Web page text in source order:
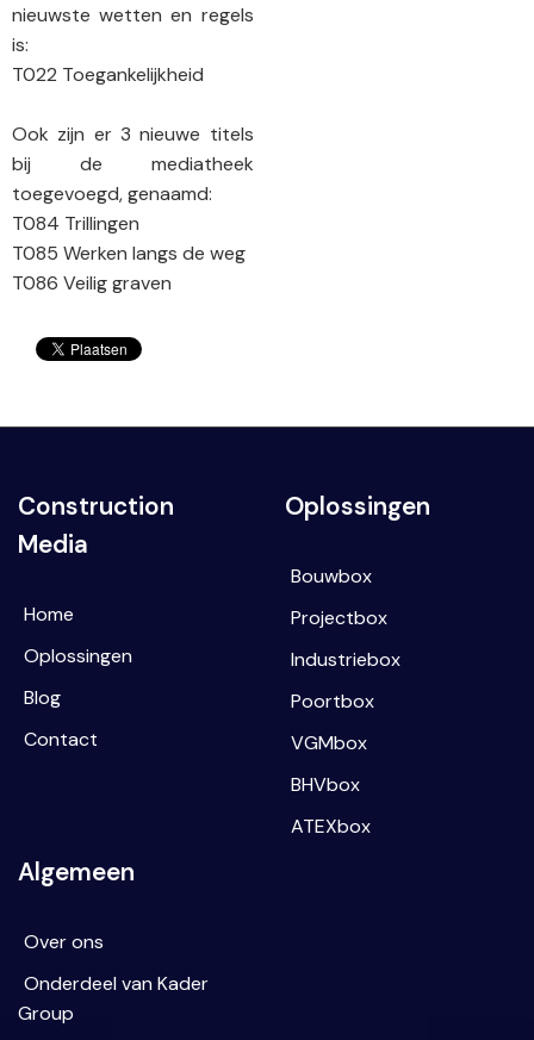
nieuwste wetten en regels
is:
T022 Toegankelijkheid
Ook zijn er 3 nieuwe titels
bij de mediatheek
toegevoegd, genaamd:
T084 Trillingen
T085 Werken langs de weg
T086 Veilig graven
Construction
Media
Home
Oplossingen
Blog
Contact
Oplossingen
Bouwbox
Projectbox
Industriebox
Poortbox
VGMbox
BHVbox
ATEXbox
Algemeen
Over ons
Onderdeel van Kader
Group